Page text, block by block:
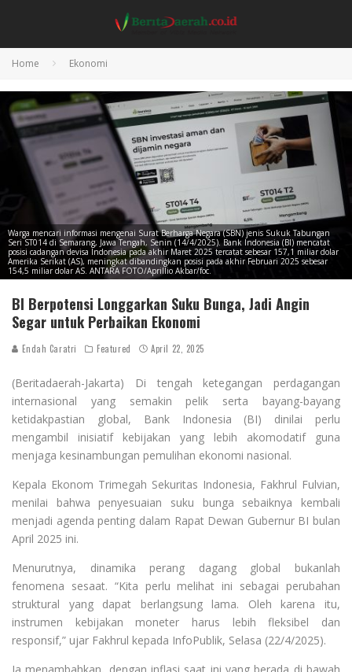
Home Ekonomi
Warga mencari informasi mengenai Surat Berharga Negara (SBN) jenis Sukuk Tabungan
Seri ST014 di Semarang, Jawa Tengah, Senin (14/4/2025). Bank Indonesia (BI) mencatat
posisi cadangan devisa Indonesia pada akhir Maret 2025 tercatat sebesar 157,1 miliar dolar
Amerika Serikat (AS), meningkat dibandingkan posisi pada akhir Februari 2025 sebesar
154,5 miliar dolar AS. ANTARA FOTO/Aprillio Akbar/foc.
BI Berpotensi Longgarkan Suku Bunga, Jadi Angin
Segar untuk Perbaikan Ekonomi
Endah Caratri Featured April 22, 2025
(Beritadaerah-Jakarta) Di tengah ketegangan perdagangan
internasional yang semakin pelik serta bayang-bayang
ketidakpastian global, Bank Indonesia (BI) dinilai perlu
mengambil inisiatif kebijakan yang lebih akomodatif guna
menjaga kesinambungan pemulihan ekonomi nasional.
Kepala Ekonom Trimegah Sekuritas Indonesia, Fakhrul Fulvian,
menilai bahwa penyesuaian suku bunga sebaiknya kembali
menjadi agenda penting dalam Rapat Dewan Gubernur BI bulan
April 2025 ini.
Menurutnya, dinamika perang dagang global bukanlah
fenomena sesaat. “Kita perlu melihat ini sebagai perubahan
struktural yang dapat berlangsung lama. Oleh karena itu,
instrumen kebijakan moneter harus lebih fleksibel dan
responsif,” ujar Fakhrul kepada InfoPublik, Selasa (22/4/2025).